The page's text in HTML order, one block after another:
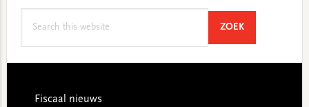
ZOEKSEARCH
Footer
Fiscaal nieuws